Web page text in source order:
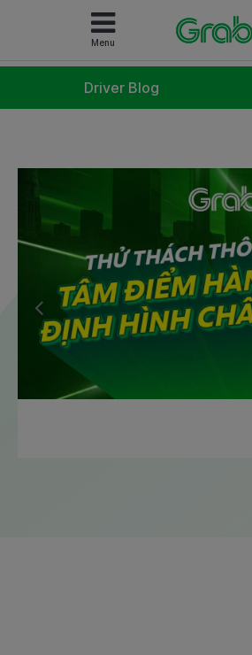
Menu
Driver Blog